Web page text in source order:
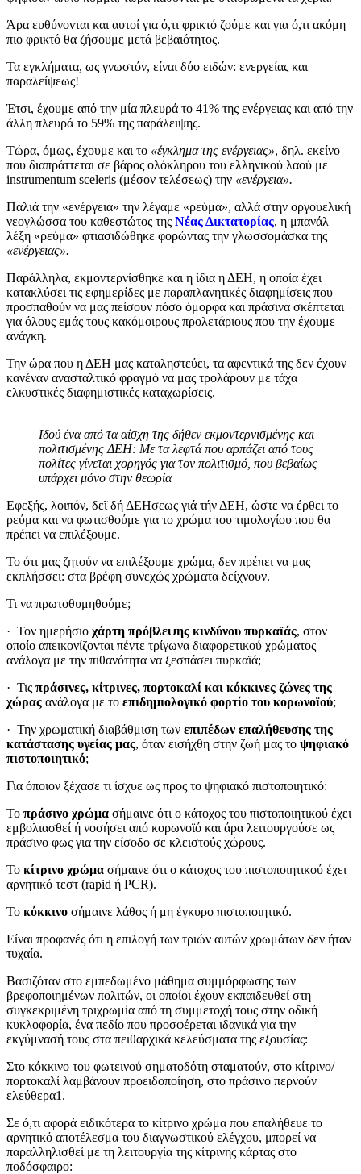
Άρα ευθύνονται και αυτοί για ό,τι φρικτό ζούμε και για ό,τι ακόμη
πιο φρικτό θα ζήσουμε μετά βεβαιότητος.
Τα εγκλήματα, ως γνωστόν, είναι δύο ειδών: ενεργείας και
παραλείψεως!
Έτσι, έχουμε από την μία πλευρά το 41% της ενέργειας και από την
άλλη πλευρά το 59% της παράλειψης.
Τώρα, όμως, έχουμε και το «έγκλημα της ενέργειας», δηλ. εκείνο
που διαπράττεται σε βάρος ολόκληρου του ελληνικού λαού με
instrumentum sceleris (μέσον τελέσεως) την «ενέργεια».
Παλιά την «ενέργεια» την λέγαμε «ρεύμα», αλλά στην οργουελική
νεογλώσσα του καθεστώτος της Νέας Δικτατορίας, η μπανάλ
λέξη «ρεύμα» φτιασιδώθηκε φορώντας την γλωσσομάσκα της
«ενέργειας».
Παράλληλα, εκμοντερνίσθηκε και η ίδια η ΔΕΗ, η οποία έχει
κατακλύσει τις εφημερίδες με παραπλανητικές διαφημίσεις που
προσπαθούν να μας πείσουν πόσο όμορφα και πράσινα σκέπτεται
για όλους εμάς τους κακόμοιρους προλετάριους που την έχουμε
ανάγκη.
Την ώρα που η ΔΕΗ μας καταληστεύει, τα αφεντικά της δεν έχουν
κανέναν ανασταλτικό φραγμό να μας τρολάρουν με τάχα
ελκυστικές διαφημιστικές καταχωρίσεις.
Ιδού ένα από τα αίσχη της δήθεν εκμοντερνισμένης και
πολιτισμένης ΔΕΗ: Με τα λεφτά που αρπάζει από τους
πολίτες γίνεται χορηγός για τον πολιτισμό, που βεβαίως
υπάρχει μόνο στην θεωρία
Εφεξής, λοιπόν, δεῖ δή ΔΕΗσεως γιά τήν ΔΕΗ, ώστε να έρθει το
ρεύμα και να φωτισθούμε για το χρώμα του τιμολογίου που θα
πρέπει να επιλέξουμε.
Το ότι μας ζητούν να επιλέξουμε χρώμα, δεν πρέπει να μας
εκπλήσσει: στα βρέφη συνεχώς χρώματα δείχνουν.
Τι να πρωτοθυμηθούμε;
· Τον ημερήσιο χάρτη πρόβλεψης κινδύνου πυρκαϊάς, στον
οποίο απεικονίζονται πέντε τρίγωνα διαφορετικού χρώματος
ανάλογα με την πιθανότητα να ξεσπάσει πυρκαϊά;
· Τις πράσινες, κίτρινες, πορτοκαλί και κόκκινες ζώνες της
χώρας ανάλογα με το επιδημιολογικό φορτίο του κορωνοϊού;
· Την χρωματική διαβάθμιση των επιπέδων επαλήθευσης της
κατάστασης υγείας μας, όταν εισήχθη στην ζωή μας το ψηφιακό
πιστοποιητικό;
Για όποιον ξέχασε τι ίσχυε ως προς το ψηφιακό πιστοποιητικό:
Το πράσινο χρώμα σήμαινε ότι ο κάτοχος του πιστοποιητικού έχει
εμβολιασθεί ή νοσήσει από κορωνοϊό και άρα λειτουργούσε ως
πράσινο φως για την είσοδο σε κλειστούς χώρους.
Το κίτρινο χρώμα σήμαινε ότι ο κάτοχος του πιστοποιητικού έχει
αρνητικό τεστ (rapid ή PCR).
Το κόκκινο σήμαινε λάθος ή μη έγκυρο πιστοποιητικό.
Είναι προφανές ότι η επιλογή των τριών αυτών χρωμάτων δεν ήταν
τυχαία.
Βασιζόταν στο εμπεδωμένο μάθημα συμμόρφωσης των
βρεφοποιημένων πολιτών, οι οποίοι έχουν εκπαιδευθεί στη
συγκεκριμένη τριχρωμία από τη συμμετοχή τους στην οδική
κυκλοφορία, ένα πεδίο που προσφέρεται ιδανικά για την
εκγύμνασή τους στα πειθαρχικά κελεύσματα της εξουσίας:
Στο κόκκινο του φωτεινού σηματοδότη σταματούν, στο κίτρινο/
πορτοκαλί λαμβάνουν προειδοποίηση, στο πράσινο περνούν
ελεύθερα1.
Σε ό,τι αφορά ειδικότερα το κίτρινο χρώμα που επαλήθευε το
αρνητικό αποτέλεσμα του διαγνωστικού ελέγχου, μπορεί να
παραλληλισθεί με τη λειτουργία της κίτρινης κάρτας στο
ποδόσφαιρο: